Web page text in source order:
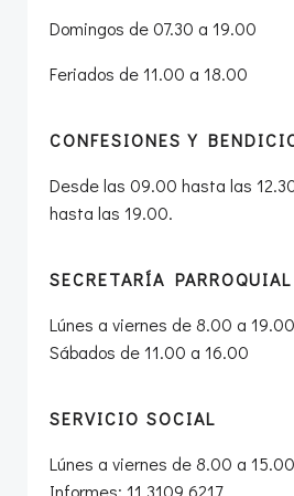
Domingos de 07.30 a 19.00
Feriados de 11.00 a 18.00
CONFESIONES Y
Desde las 09.00 hasta las
hasta las 19.00.
SECRETARÍA PARROQUIAL
Lúnes a viernes de 8.00 a 19.00
Sábados de 11.00 a 16.00
SERVICIO SOCIAL
Lúnes a viernes de 8.00 a 15.00
Informes: 11 3109 6217